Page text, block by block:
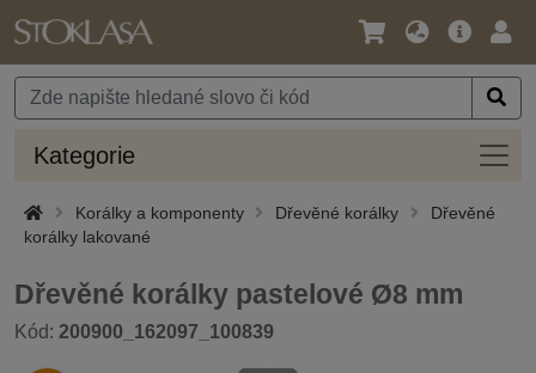
Jazyk
Měna
Hlavní
Kategorie
Korálky a komponenty Dřevěné korálky
Dřevěné
korálky lakované
Dřevěné korálky pastelové Ø8 mm
Kód: 200900_162097_100839